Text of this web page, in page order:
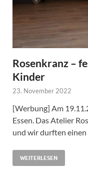
Rosenkranz –
Kinder
23. November 2022
[Werbung] Am
Essen. Das Atelier
und wir durften einen
WEITERLESEN